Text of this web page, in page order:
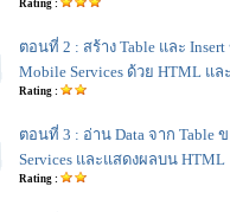
Rating :
ตอนที่ 2 : สร้าง Table และ
Mobile Services ด้วย HTML แล
Rating :
ตอนที่ 3 : อ่าน Data จาก Table
Services และแสดงผลบน HTML
Rating :